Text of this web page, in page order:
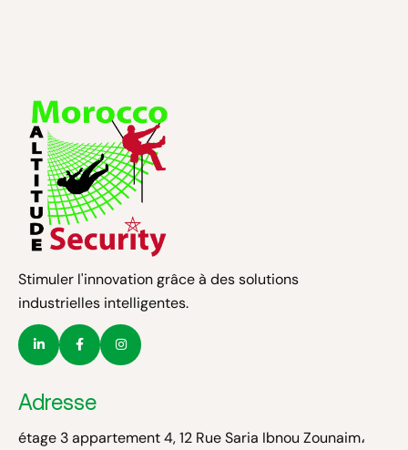
Stimuler l'innovation grâce à des solutions
industrielles intelligentes.
Adresse
étage 3 appartement 4, 12 Rue Saria Ibnou Zounaim،